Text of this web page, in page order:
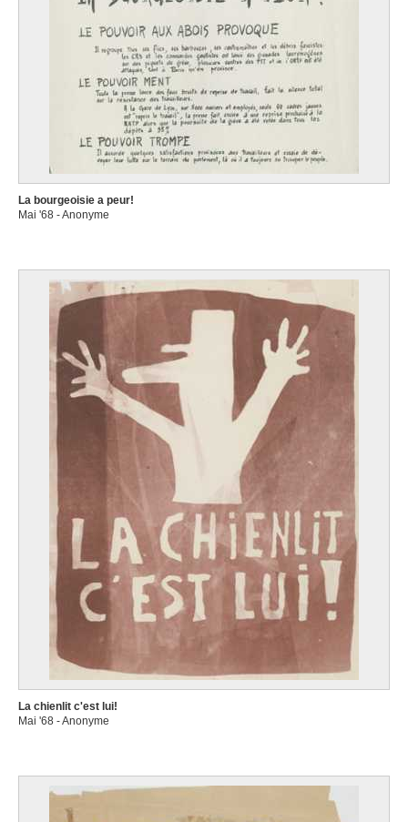
La bourgeoisie a peur!
Mai '68 - Anonyme
La chienlit c'est lui!
Mai '68 - Anonyme